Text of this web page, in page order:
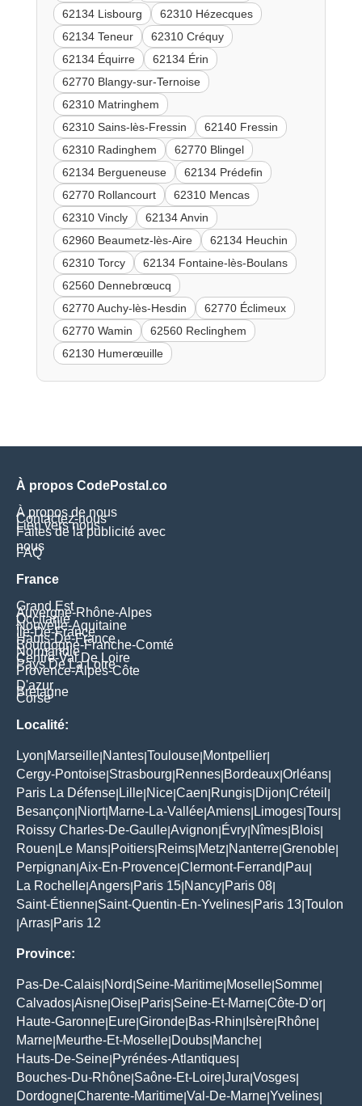
62134 Lisbourg
62310 Hézecques
62134 Teneur
62310 Créquy
62134 Équirre
62134 Érin
62770 Blangy-sur-Ternoise
62310 Matringhem
62310 Sains-lès-Fressin
62140 Fressin
62310 Radinghem
62770 Blingel
62134 Bergueneuse
62134 Prédefin
62770 Rollancourt
62310 Mencas
62310 Vincly
62134 Anvin
62960 Beaumetz-lès-Aire
62134 Heuchin
62310 Torcy
62134 Fontaine-lès-Boulans
62560 Dennebrœucq
62770 Auchy-lès-Hesdin
62770 Éclimeux
62770 Wamin
62560 Reclinghem
62130 Humerœuille
À propos CodePostal.co
À propos de nous
Contactez-nous
Lien vers nous
Faites de la publicité avec
nous
FAQ
France
Grand Est
Auvergne-Rhône-Alpes
Occitanie
Nouvelle-Aquitaine
Île-De-France
Hauts-De-France
Bourgogne-Franche-Comté
Normandie
Centre-Val De Loire
Pays De La Loire
Provence-Alpes-Côte
D'azur
Bretagne
Corse
Localité:
Lyon Marseille Nantes Toulouse Montpellier
Cergy-Pontoise Strasbourg Rennes Bordeaux Orléans
Paris La Défense Lille Nice Caen Rungis Dijon Créteil
Besançon Niort| Marne-La-Vallée Amiens Limoges Tours
Roissy Charles-De-Gaulle Avignon Évry Nîmes Blois
Rouen Le Mans Poitiers Reims Metz Nanterre Grenoble
Perpignan Aix-En-Provence Clermont-Ferrand Pau
La Rochelle Angers Paris 15 Nancy Paris 08
Saint-Étienne Saint-Quentin-En-Yvelines Paris 13 Toulon
Arras Paris 12
Province:
Pas-De-Calais Nord Seine-Maritime Moselle Somme
Calvados Aisne Oise Paris Seine-Et-Marne Côte-D'or
Haute-Garonne Eure Gironde Bas-Rhin Isère Rhône
Marne Meurthe-Et-Moselle Doubs Manche
Hauts-De-Seine Pyrénées-Atlantiques
Bouches-Du-Rhône Saône-Et-Loire Jura Vosges
Dordogne Charente-Maritime Val-De-Marne Yvelines